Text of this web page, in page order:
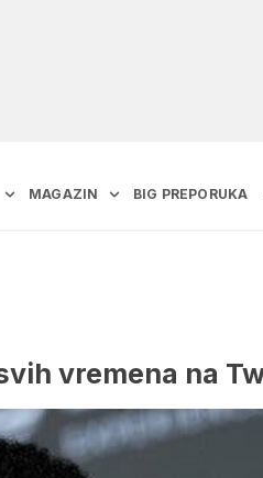
MAGAZIN BIG PREPORUKA
vremena na